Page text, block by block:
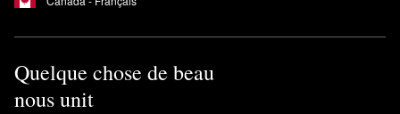
Quelque chose de beau
nous unit